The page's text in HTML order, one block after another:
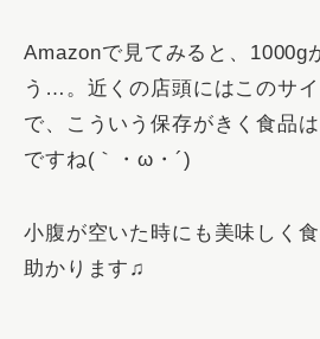
Amazonで見てみると、1000g
う…。近くの店頭にはこのサ
で、こういう保存がきく食品
ですね(｀・ω・´)
小腹が空いた時にも美味しく
助かります♫